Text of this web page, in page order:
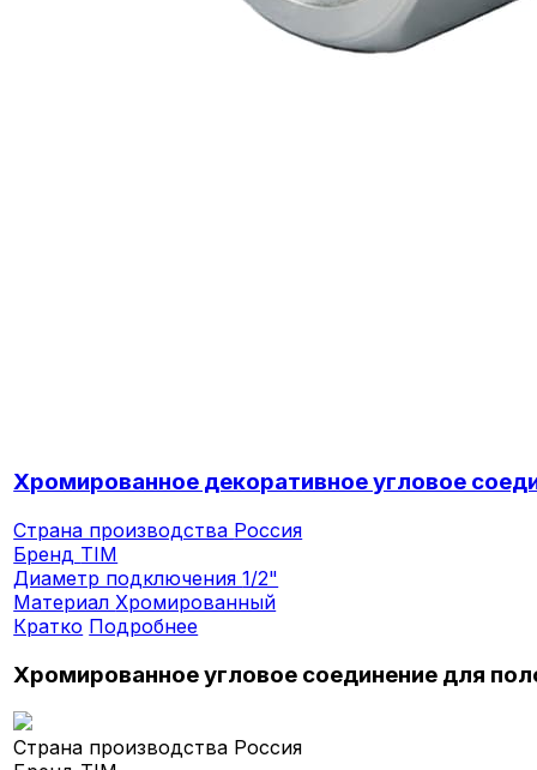
Хромированное декоративное угловое
Страна производства Россия
Бренд TIM
Диаметр подключения1/2"
МатериалХромированный
Кратко Подробнее
Хромированное угловое соединение для
Страна производства Россия